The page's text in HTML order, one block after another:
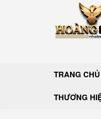
TRANG CHỦ
THƯƠNG